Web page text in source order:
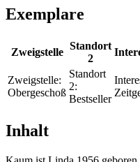
Exemplare
Zweigstelle
Standort
2
Zweigstelle:
Obergeschoß
Standort
2:
Bestseller
Inhalt